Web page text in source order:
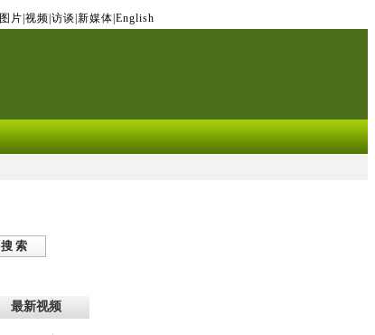
图片 视频 访谈 新媒体 English
搜 索
最新视频